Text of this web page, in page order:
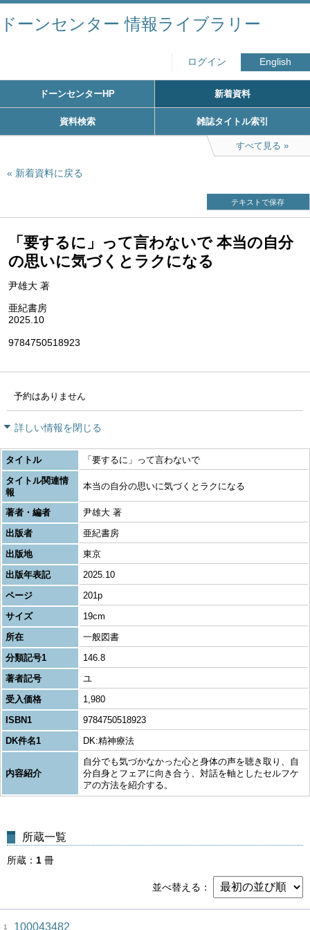
ドーンセンター 情報ライブラリー
ログイン English
ドーンセンターHP 新着資料
資料検索 雑誌タイトル索引
すべて見る
新着資料に戻る
テキストで保存
「要するに」って言わないで 本当の自分
の思いに気づくとラクになる
尹雄大 著
亜紀書房
2025.10
9784750518923
予約はありません
詳しい情報を閉じる
タイトル
「要するに」って言わないで
タイトル関連情
報
本当の自分の思いに気づくとラクになる
著者・編者
尹雄大 著
出版者
亜紀書房
出版地
東京
出版年表記
2025.10
ページ
201p
サイズ
19cm
所在
一般図書
分類記号1
146.8
著者記号
ユ
受入価格
1,980
ISBN1
9784750518923
DK件名1
DK:精神療法
内容紹介
自分でも気づかなかった心と身体の声を聴き取り、自
分自身とフェアに向き合う、対話を軸としたセルフケ
アの方法を紹介する。
所蔵一覧
所蔵 1 冊
並べ替える
1 100043482